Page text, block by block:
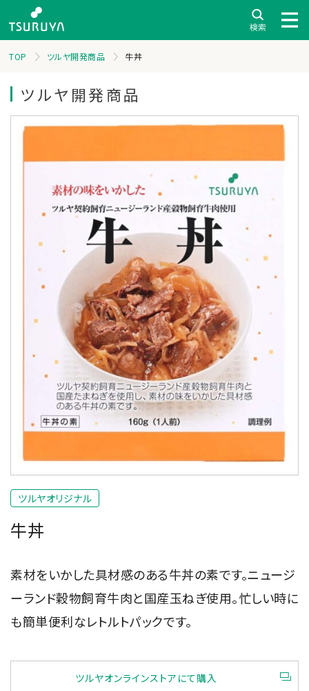
TOP ツルヤ開発商品 牛丼
ツルヤ開発商品
ツルヤオリジナル
牛丼
素材をいかした具材感のある牛丼の素です。ニュージ
ーランド穀物飼育牛肉と国産玉ねぎ使用。忙しい時に
も簡単便利なレトルトパックです。
ツルヤオンラインストアにて購入